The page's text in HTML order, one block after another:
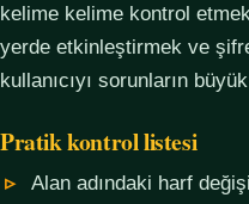
kelime kelime kontrol
yerde etkinleştirmek ve
kullanıcıyı sorunların
Pratik kontrol listesi
Alan adındaki harf